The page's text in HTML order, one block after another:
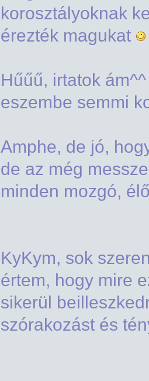
korosztályoknak
érezték magukat
Hűűű, irtatok
eszembe semmi
Amphe, de jó,
de az még
minden mozgó,
KyKym, sok
értem, hogy mire
sikerül
szórakozást és